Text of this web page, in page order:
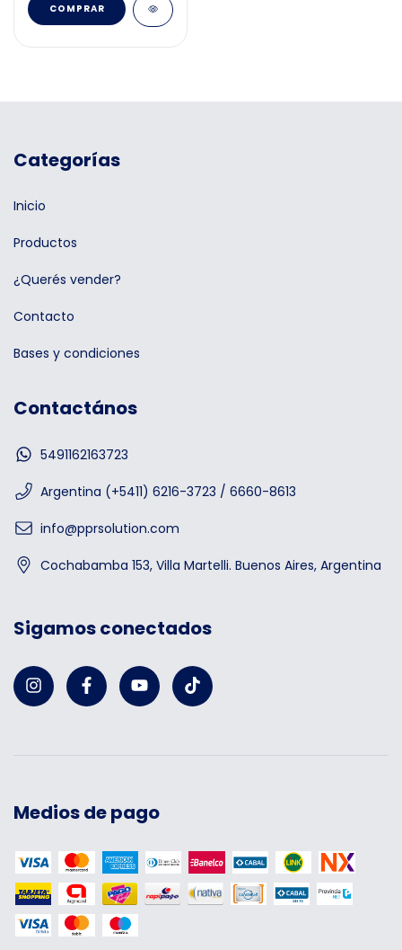
Categorías
Inicio
Productos
¿Querés vender?
Contacto
Bases y condiciones
Contactános
5491162163723
Argentina (+5411) 6216-3723 / 6660-8613
info@pprsolution.com
Cochabamba 153, Villa Martelli. Buenos Aires, Argentina
Sigamos conectados
Medios de pago